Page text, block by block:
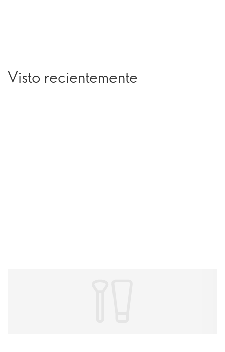
Visto recientemente